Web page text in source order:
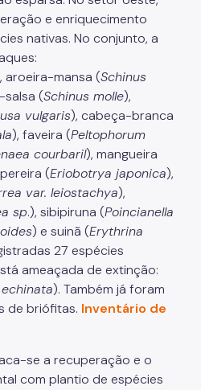
e enriquecimento
nativas. No conjunto, a
aroeira-mansa (Schinus
salsa (Schinus molle),
vulgaris), cabeça-branca
), faveira (Peltophorum
courbaril), mangueira
(Eriobotrya japonica),
var. leiostachya),
sp.), sibipiruna (Poincianella
) e suinã (Erythrina
27 espécies
ameaçada de extinção:
). Também já foram
de briófitas. Inventário de
se a recuperação e o
com plantio de espécies